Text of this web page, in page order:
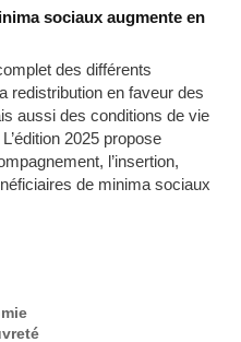
sociaux augmente en
des différents
redistribution en faveur des
aussi des conditions de vie
2025 propose
l’insertion,
de minima sociaux